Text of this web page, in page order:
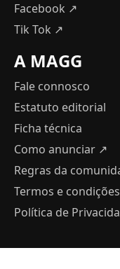
Facebook ↗
Tik Tok ↗
A MAGG
Fale connosco
Estatuto editorial
Ficha técnica
Como anunciar ↗
Regras da
Termos e condições
Política de